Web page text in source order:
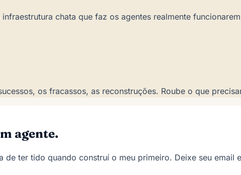
chata que faz os agentes realmente
os fracassos, as reconstruções. Roube o que
agente.
de ter tido quando construí o meu primeiro. Deixe seu